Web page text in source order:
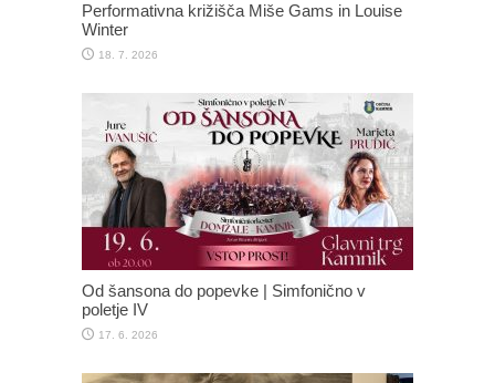
Performativna križišča Miše Gams in Louise
Winter
18. 7. 2026
Od šansona do popevke | Simfonično v
poletje IV
17. 6. 2026